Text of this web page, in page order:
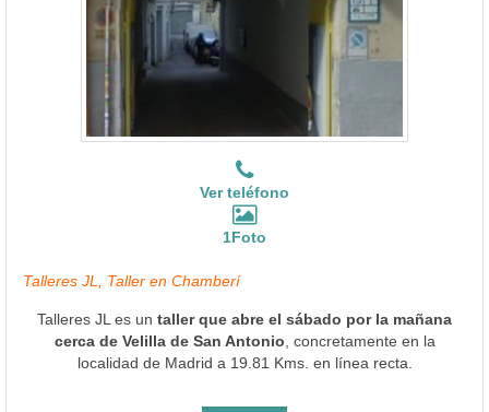
Ver teléfono
1Foto
Talleres JL, Taller en Chamberí
Talleres JL es un taller que abre el sábado por la mañana
cerca de Velilla de San Antonio , concretamente en la
localidad de Madrid a 19.81 Kms. en línea recta.